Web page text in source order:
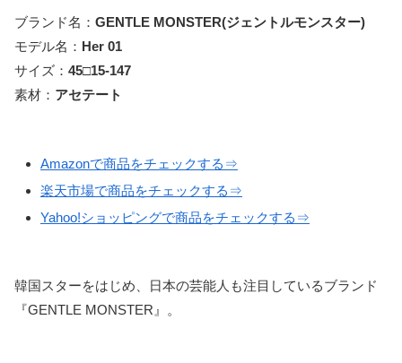
ブランド名： GENTLE MONSTER(ジェントルモンスター)
モデル名： Her 01
サイズ： 45□15-147
素材： アセテート
Amazonで商品をチェックする⇒
楽天市場で商品をチェックする⇒
Yahoo!ショッピングで商品をチェックする⇒
韓国スターをはじめ、日本の芸能人も注目しているブランド
『GENTLE MONSTER』。